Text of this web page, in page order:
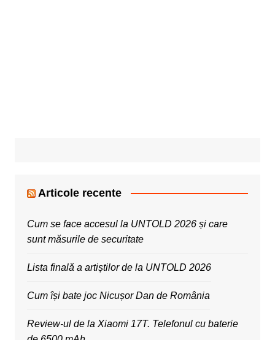
Articole recente
Cum se face accesul la UNTOLD 2026 și care
sunt măsurile de securitate
Lista finală a artiștilor de la UNTOLD 2026
Cum își bate joc Nicușor Dan de România
Review-ul de la Xiaomi 17T. Telefonul cu baterie